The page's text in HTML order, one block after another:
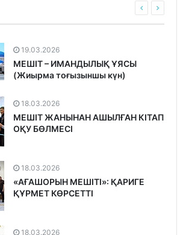
19.03.2026
МЕШІТ – ИМАНДЫЛЫҚ ҰЯСЫ
(Жиырма тоғызыншы күн)
18.03.2026
МЕШІТ ЖАНЫНАН АШЫЛҒАН КІТАП
ОҚУ БӨЛМЕСІ
18.03.2026
«АҒАШОРЫН МЕШІТІ»: ҚАРИГЕ
ҚҰРМЕТ КӨРСЕТТІ
18.03.2026